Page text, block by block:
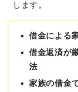
します。
借金による
借金返済が
法
家族の借金